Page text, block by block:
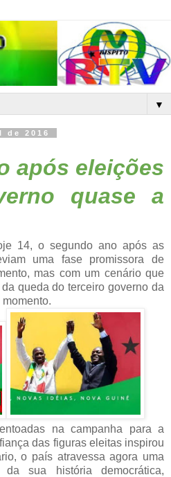
▼
2016
após eleições
quase a
14, o segundo ano após as
uma fase promissora de
mas com um cenário que
queda do terceiro governo da
na campanha para a
das figuras eleitas inspirou
o país atravessa agora uma
sua história democrática,